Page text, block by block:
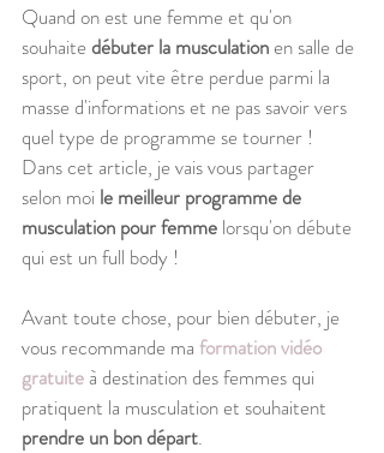
Quand on est une femme et qu'on
souhaite débuter la musculation en salle de
sport, on peut vite être perdue parmi la
masse d'informations et ne pas savoir vers
quel type de programme se tourner !
Dans cet article, je vais vous partager
selon moi le meilleur programme de
musculation pour femme lorsqu'on débute
qui est un full body !
Avant toute chose, pour bien débuter, je
vous recommande ma formation vidéo
gratuite à destination des femmes qui
pratiquent la musculation et souhaitent
prendre un bon départ.